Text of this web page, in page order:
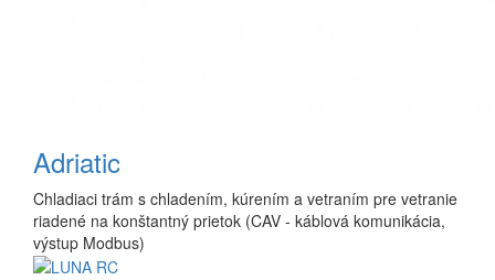
Adriatic
Chladiaci trám s chladením, kúrením a vetraním pre vetranie
riadené na konštantný prietok (CAV - káblová komunikácia,
výstup Modbus)